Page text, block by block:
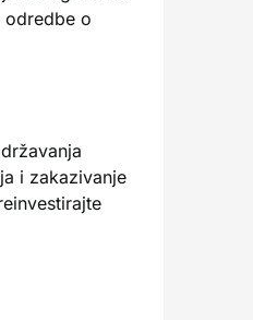
odredbe o
i zakazivanje